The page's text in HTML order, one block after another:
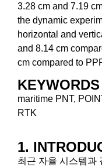
3.28 cm and 7.19
the dynamic
horizontal and
and 8.14 cm
cm compared to
KEYWORDS
maritime PNT,
RTK
1.
최근 자율 시스템과